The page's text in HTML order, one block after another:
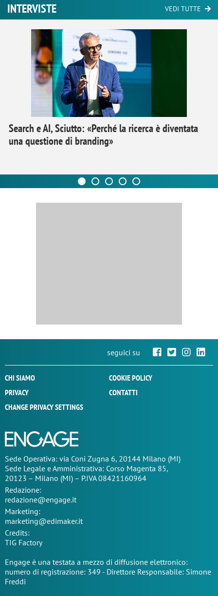
INTERVISTE VEDI TUTTE
Search e AI, Sciutto: «Perché la ricerca è diventata
una questione di branding»
seguici su
CHI SIAMO
COOKIE POLICY
PRIVACY
CONTATTI
CHANGE PRIVACY SETTINGS
Sede Operativa: via Coni Zugna 6, 20144 Milano (MI)
Sede Legale e Amministrativa: Corso Magenta 85,
20123 – Milano (MI) – P.IVA 08421160964
Redazione:
redazione@engage.it
Marketing:
marketing@edimaker.it
Credits:
TIG Factory
Engage è una testata a mezzo di diffusione elettronico:
numero di registrazione: 349 - Direttore Responsabile: Simone
Freddi